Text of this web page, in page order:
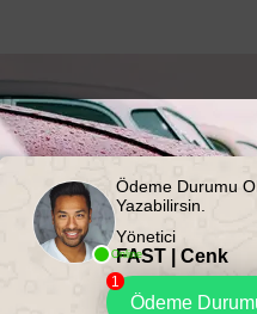
Online
Ödeme Durumu
Yazabilirsin.
Yönetici
FAST | Cenk
1